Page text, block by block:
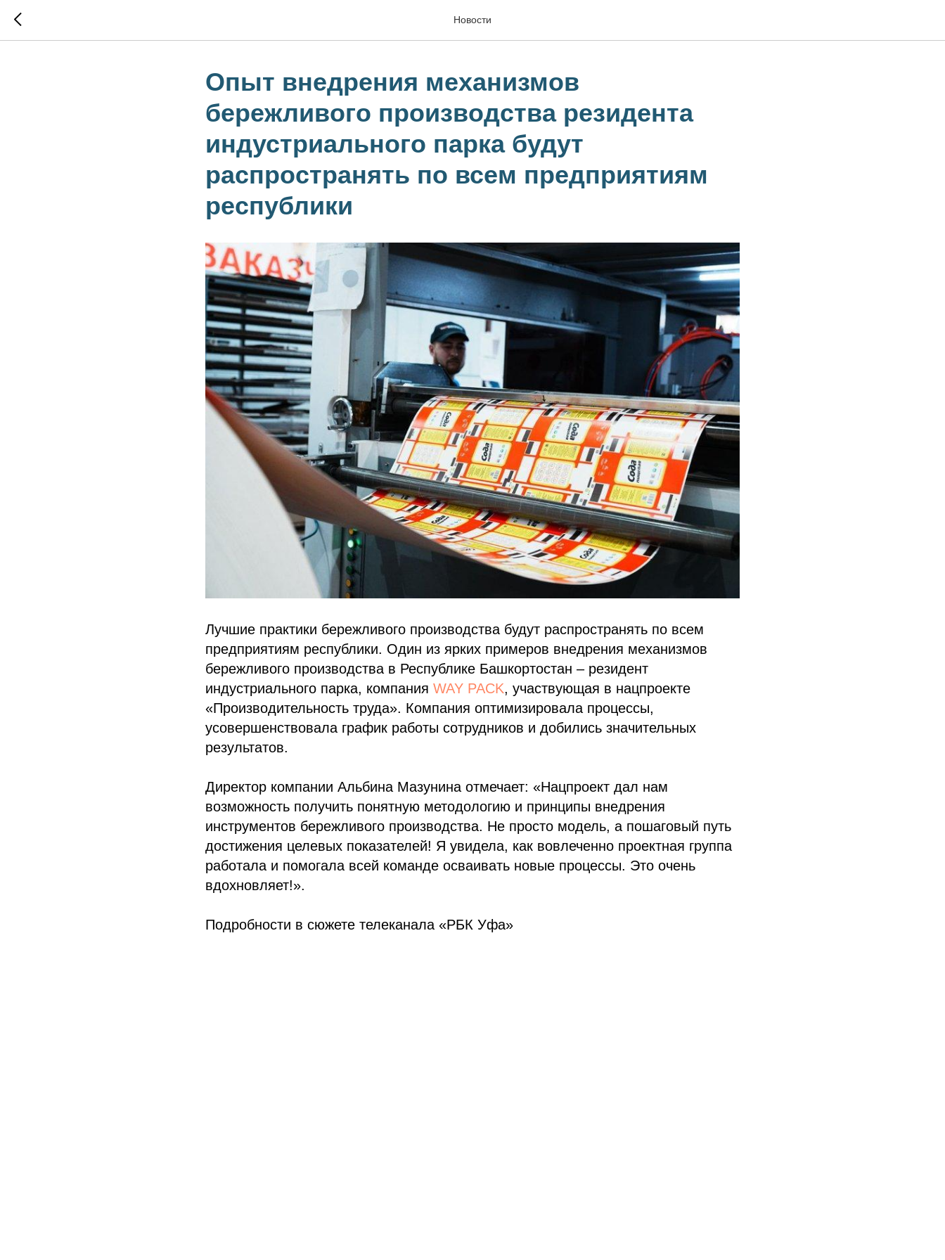
Новости
Опыт внедрения механизмов
бережливого производства резидента
индустриального парка будут
распространять по всем предприятиям
республики
Лучшие практики бережливого производства будут распространять по всем
предприятиям республики. Один из ярких примеров внедрения механизмов
бережливого производства в Республике Башкортостан – резидент
индустриального парка, компания WAY PACK, участвующая в нацпроекте
«Производительность труда». Компания оптимизировала процессы,
усовершенствовала график работы сотрудников и добились значительных
результатов.
Директор компании Альбина Мазунина отмечает: «Нацпроект дал нам
возможность получить понятную методологию и принципы внедрения
инструментов бережливого производства. Не просто модель, а пошаговый путь
достижения целевых показателей! Я увидела, как вовлеченно проектная группа
работала и помогала всей команде осваивать новые процессы. Это очень
вдохновляет!».
Подробности в сюжете телеканала «РБК Уфа»